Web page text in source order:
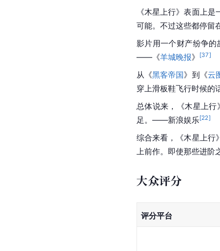
《木星上行》表面上
可能。不过这些都停
影片用一个财产纷争
——《羊城晚报》 [37]
从《黑客帝国》到《云
穿上滑板鞋飞行时候
总体说来，《木星上
足。——新浪娱乐[22]
综合来看，《木星上行
上前作。即使那些进
大众评分
评分平台